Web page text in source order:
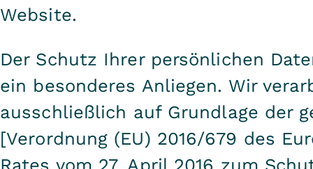
Website.
Der Schutz Ihrer persönlichen
ein besonderes Anliegen. Wir
ausschließlich auf Grundlage der
[Verordnung (EU) 2016/679 des
Rates vom 27. April 2016 zum